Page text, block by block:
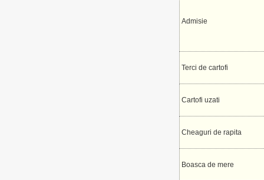
Admisie
Terci de cartofi
Cartofi uzati
Cheaguri de rapita
Boasca de mere